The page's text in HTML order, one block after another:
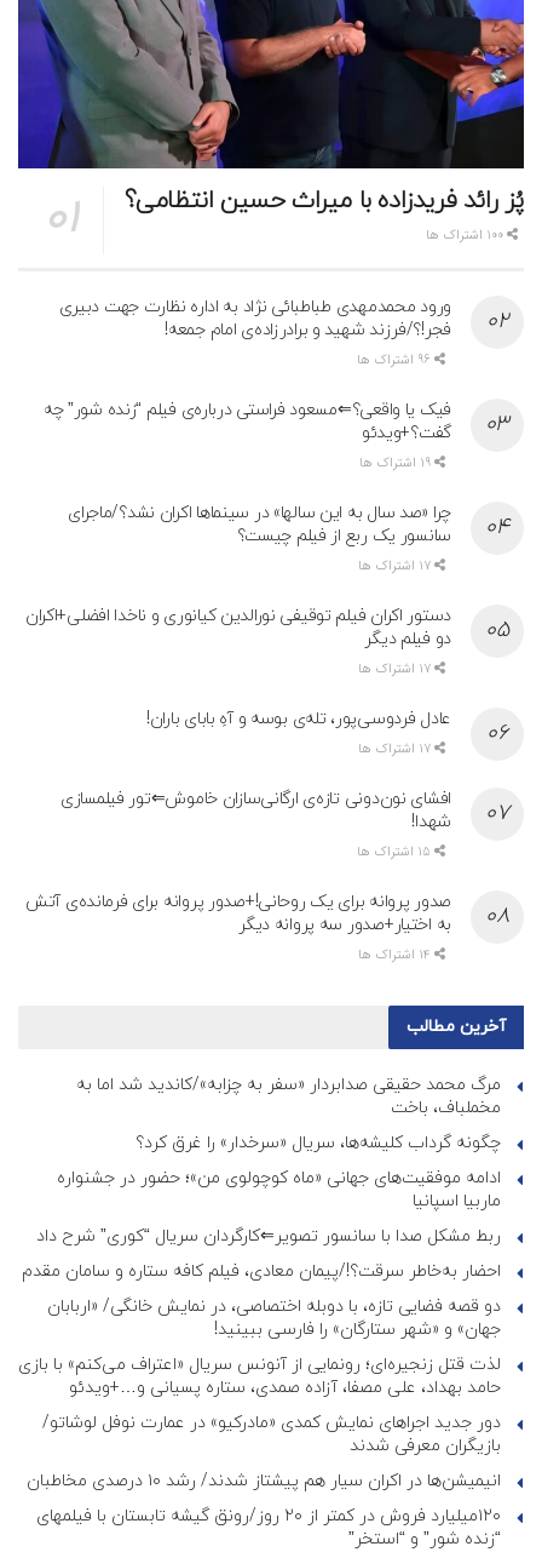
پُز رائد فریدزاده با میراث حسین انتظامی؟
ورود محمدمهدی طباطبائی نژاد به اداره نظارت جهت دبیری
فجر!؟/فرزند شهید و برادرزاده‌ی امام جمعه!
فیک یا واقعی؟⇐مسعود فراستی درباره‌ی فیلم “زنده شور” چه
گفت؟+ویدئو
چرا «صد سال به این سالها» در سینماها اکران نشد؟/ماجرای
سانسور یک ربع از فیلم چیست؟
دستور اکران فیلم توقیفی نورالدین کیانوری و ناخدا افضلی+اکران
دو فیلم دیگر
عادل فردوسی‌پور، تله‌ی بوسه و آهِ بابای باران!
افشای نون‌دونی تازه‌ی ارگانی‌سازان خاموش⇐تور فیلمسازی
شهدا!
صدور پروانه برای یک روحانی!+صدور پروانه برای فرمانده‌ی آتش
به اختیار+صدور سه پروانه دیگر
آخرین مطالب
مرگ محمد حقیقی صدابردار «سفر به چزابه»/کاندید شد اما به
مخملباف، باخت
چگونه گرداب کلیشه‌ها، سریال «سرخدار» را غرق کرد؟
ادامه موفقیت‌های جهانی «ماه کوچولوی من»؛ حضور در جشنواره
ماربیا اسپانیا
ربط مشکل صدا با سانسور تصویر⇐کارگردان سریال “کوری” شرح داد
احضار به‌خاطر سرقت؟!/پیمان معادی، فیلم کافه ستاره و سامان مقدم
دو قصه فضایی تازه، با دوبله اختصاصی، در نمایش خانگی/ «اربابان
جهان» و «شهر ستارگان» را فارسی ببینید!
لذت قتل زنجیره‌ای؛ رونمایی از آنونس سریال «اعتراف می‌کنم» با بازی
حامد بهداد، علی مصفا، آزاده صمدی، ستاره پسیانی و…+ویدئو
دور جدید اجراهای نمایش کمدی «مادرکیو» در عمارت نوفل لوشاتو/
بازیگران معرفی شدند
انیمیشن‌ها در اکران سیار هم پیشتاز شدند/ رشد ۱۰ درصدی مخاطبان
۱۲۰میلیارد فروش در کمتر از ۲۰ روز/رونق گیشه تابستان با فیلمهای
“زنده شور” و “استخر”